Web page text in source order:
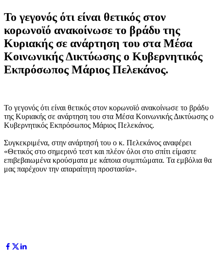
Το γεγονός ότι είναι θετικός στον
κορωνοϊό ανακοίνωσε το βράδυ της
Κυριακής σε ανάρτηση του στα Μέσα
Κοινωνικής Δικτύωσης ο Κυβερνητικός
Εκπρόσωπος Μάριος Πελεκάνος.
Το γεγονός ότι είναι θετικός στον κορωνοϊό ανακοίνωσε το βράδυ
της Κυριακής σε ανάρτηση του στα Μέσα Κοινωνικής Δικτύωσης ο
Κυβερνητικός Εκπρόσωπος Μάριος Πελεκάνος.
Συγκεκριμένα, στην ανάρτησή του ο κ. Πελεκάνος αναφέρει
«Θετικός στο σημερινό τεστ και πλέον όλοι στο σπίτι είμαστε
επιβεβαιωμένα κρούσματα με κάποια συμπτώματα. Τα εμβόλια θα
μας παρέχουν την απαραίτητη προστασία».